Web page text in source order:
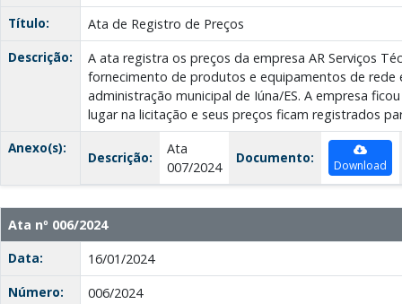
Título:
Ata de Registro de Preços
Descrição:
A ata registra os preços da empresa AR Serviços
fornecimento de produtos e equipamentos de rede
administração municipal de Iúna/ES. A empresa
lugar na licitação e seus preços ficam registrados
Anexo(s):
Descrição:
Ata
007/2024
Documento: Download
Ata nº 006/2024
Data:
16/01/2024
Número:
006/2024